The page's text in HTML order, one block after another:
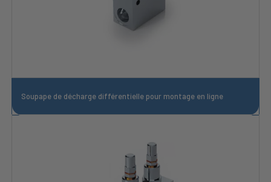
Soupape de décharge différentielle pour montage en ligne